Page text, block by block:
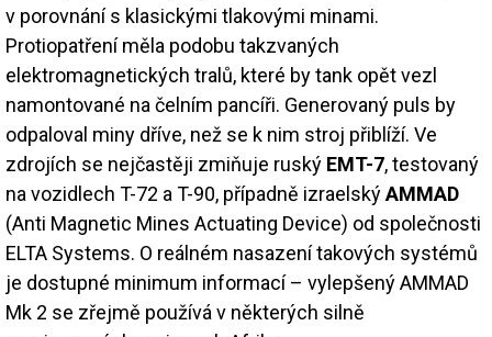
v porovnání s klasickými tlakovými minami.
Protiopatření měla podobu takzvaných
elektromagnetických tralů, které by tank opět vezl
namontované na čelním pancíři. Generovaný puls by
odpaloval miny dříve, než se k nim stroj přiblíží. Ve
zdrojích se nejčastěji zmiňuje ruský EMT-7, testovaný
na vozidlech T-72 a T-90, případně izraelskýAMMAD
(Anti Magnetic Mines Actuating Device) od společnosti
ELTA Systems. O reálném nasazení takových systémů
je dostupné minimum informací – vylepšený AMMAD
Mk 2 se zřejmě používá v některých silně